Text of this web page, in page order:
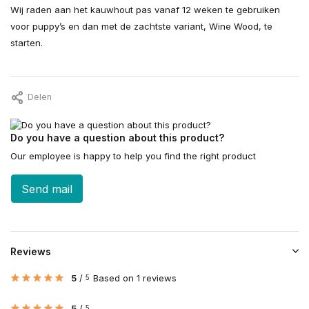
Wij raden aan het kauwhout pas vanaf 12 weken te gebruiken
voor puppy’s en dan met de zachtste variant, Wine Wood, te
starten.
Delen
Do you have a question about this product?
Our employee is happy to help you find the right product
Send mail
Reviews
5 / 5 Based on 1 reviews